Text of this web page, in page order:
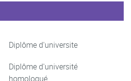
Diplôme d'universite
Diplôme d'université
homologué